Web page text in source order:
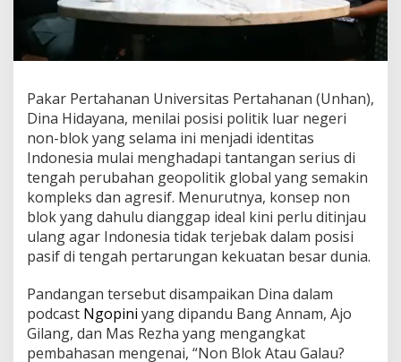
U
,
D
i
n
a
H
i
d
a
a
a
D
o
r
Pakar Pertahanan Universitas Pertahanan (Unhan),
Dina Hidayana, menilai posisi politik luar negeri
non-blok yang selama ini menjadi identitas
Indonesia mulai menghadapi tantangan serius di
tengah perubahan geopolitik global yang semakin
kompleks dan agresif. Menurutnya, konsep non
blok yang dahulu dianggap ideal kini perlu ditinjau
ulang agar Indonesia tidak terjebak dalam posisi
pasif di tengah pertarungan kekuatan besar dunia.
Pandangan tersebut disampaikan Dina dalam
podcast Ngopini yang dipandu Bang Annam, Ajo
Gilang, dan Mas Rezha yang mengangkat
pembahasan mengenai, “Non Blok Atau Galau?